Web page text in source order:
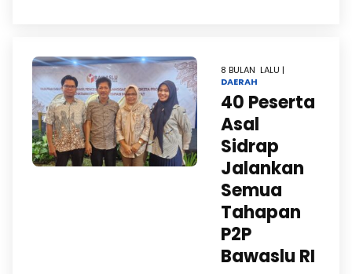
8 BULAN LALU |
DAERAH
40 Peserta
Asal
Sidrap
Jalankan
Semua
Tahapan
P2P
Bawaslu RI